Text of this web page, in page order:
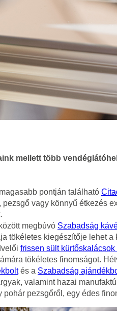
mellett több
pontján található
pezsgő vagy könnyű étkezés
megbúvó Szabadság
tökéletes kiegészítője lehet
frissen sült
tökéletes finomságot.
és a Szabadság
valamint hazai
pohár pezsgőről, egy édes